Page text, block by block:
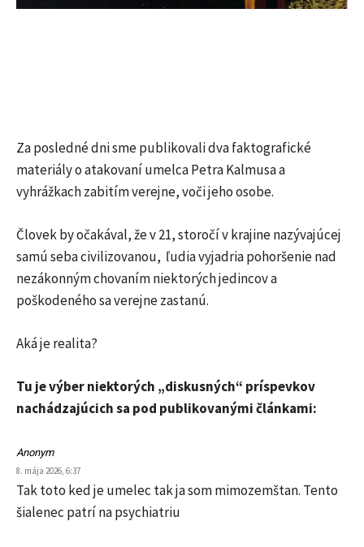
Za posledné dni sme publikovali dva faktografické
materiály o atakovaní umelca Petra Kalmusa a
vyhrážkach zabitím verejne, voči jeho osobe.
Človek by očakával, že v 21, storočí v krajine nazývajúcej
samú seba civilizovanou, ľudia vyjadria pohoršenie nad
nezákonným chovaním niektorých jedincov a
poškodeného sa verejne zastanú.
Aká je realita?
Tu je výber niektorých „diskusných“ príspevkov
nachádzajúcich sa pod publikovanými článkami:
Anonym
8. mája 2026, 6:37
Tak toto ked je umelec tak ja som mimozemštan. Tento
šialenec patrí na psychiatriu